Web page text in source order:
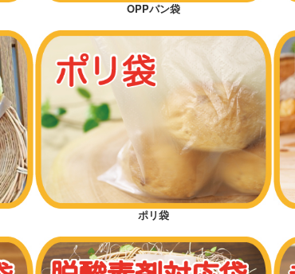
OPPパン袋
ポリ袋